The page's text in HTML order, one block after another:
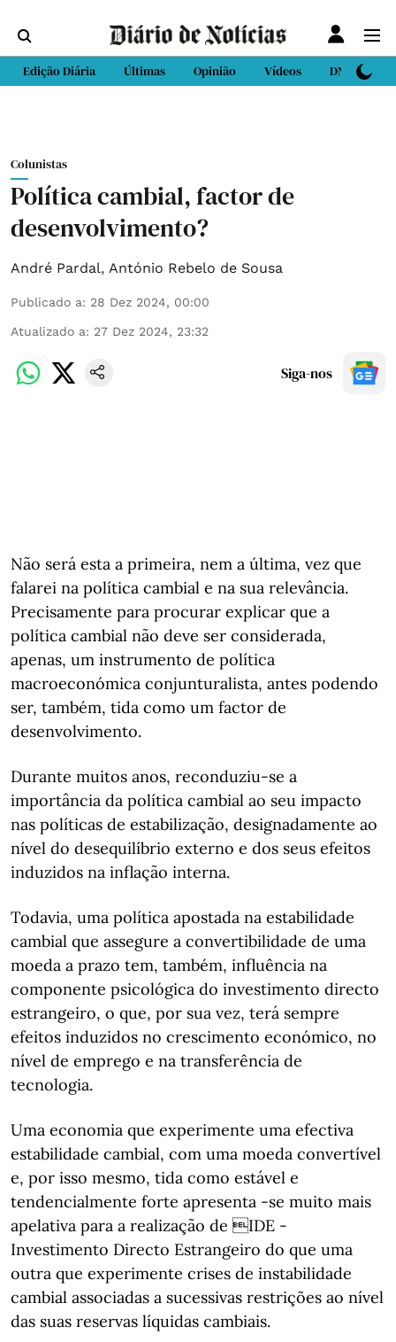
Edição Diária Últimas Opinião Vídeos DN Sport
Colunistas
Política cambial, factor de
desenvolvimento?
André Pardal, António Rebelo de Sousa
Publicado a: 28 Dez 2024, 00:00
Atualizado a: 27 Dez 2024, 23:32
Siga-nos
Não será esta a primeira, nem a última, vez que
falarei na política cambial e na sua relevância.
Precisamente para procurar explicar que a
política cambial não deve ser considerada,
apenas, um instrumento de política
macroeconómica conjunturalista, antes podendo
ser, também, tida como um factor de
desenvolvimento.
Durante muitos anos, reconduziu-se a
importância da política cambial ao seu impacto
nas políticas de estabilização, designadamente ao
nível do desequilíbrio externo e dos seus efeitos
induzidos na inflação interna.
Todavia, uma política apostada na estabilidade
cambial que assegure a convertibilidade de uma
moeda a prazo tem, também, influência na
componente psicológica do investimento directo
estrangeiro, o que, por sua vez, terá sempre
efeitos induzidos no crescimento económico, no
nível de emprego e na transferência de
tecnologia.
Uma economia que experimente uma efectiva
estabilidade cambial, com uma moeda convertível
e, por isso mesmo, tida como estável e
tendencialmente forte apresenta -se muito mais
apelativa para a realização de IDE -
Investimento Directo Estrangeiro do que uma
outra que experimente crises de instabilidade
cambial associadas a sucessivas restrições ao nível
das suas reservas líquidas cambiais.